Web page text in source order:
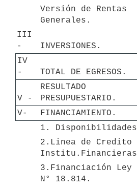
Versión de Rentas
Generales.
III
-
INVERSIONES.
IV
-
TOTAL DE EGRESOS.
RESULTADO
PRESUPUESTARIO.
V-
FINANCIAMIENTO.
1. Disponibilidades
2.Linea de Credito
Institu.Financieras
3.Financiación Ley
N° 18.814.